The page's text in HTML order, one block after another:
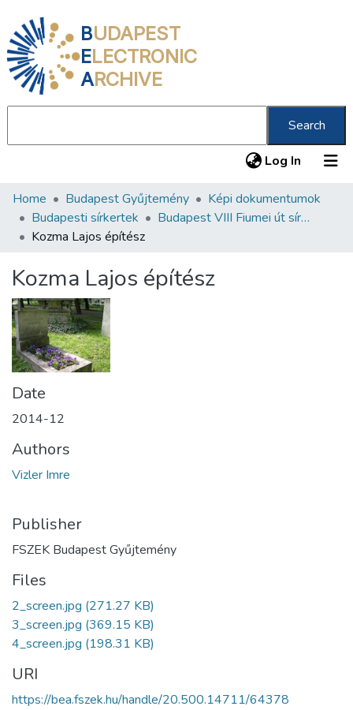
BUDAPEST
ELECTRONIC
ARCHIVE
Search
Log In (current)
Communities & Collections
All of DSpace
About us
Home Budapest Gyűjtemény
Képi dokumentumok
Budapesti sírkertek
Budapest VIII Fiumei út sírkert 2. rész
Kozma Lajos építész
Kozma Lajos építész
Date
2014-12
Authors
Vizler Imre
Publisher
FSZEK Budapest Gyűjtemény
Files
2_screen.jpg (271.27 KB)
3_screen.jpg (369.15 KB)
4_screen.jpg (198.31 KB)
URI
https://bea.fszek.hu/handle/20.500.14711/64378